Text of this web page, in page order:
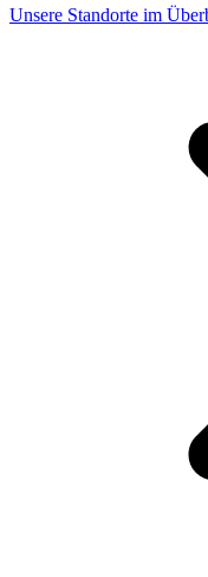
Unsere Standorte im